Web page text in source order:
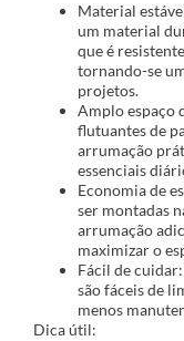
Material
um material
que é
tornando-se
projetos.
Amplo espaço
flutuantes de
arrumação
essenciais
Economia de
ser montadas
arrumação
maximizar o
Fácil de
são fáceis de
menos
Dica útil: